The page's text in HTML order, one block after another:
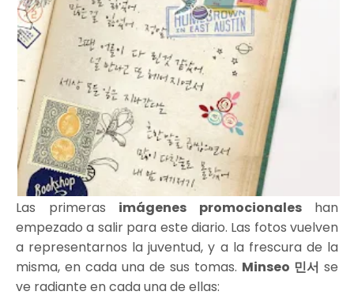
Las primeras imágenes promocionaleshan
empezado a salir para este diario. Las fotos vuelven
a representarnos la juventud, y a la frescura de la
misma, en cada una de sus tomas. Minseo 민서 se
ve radiante en cada una de ellas: